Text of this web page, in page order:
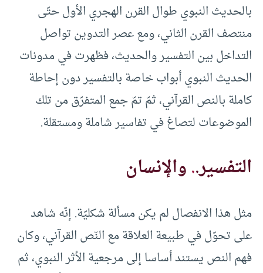
بالحديث النبوي طوال القرن الهجري الأول حتّى
منتصف القرن الثاني، ومع عصر التدوين تواصل
التداخل بين التفسير والحديث، فظهرت في مدونات
الحديث النبوي أبواب خاصة بالتفسير دون إحاطة
كاملة بالنص القرآني، ثمّ تمّ جمع المتفرّق من تلك
الموضوعات لتصاغ في تفاسير شاملة ومستقلة.
التفسير..والإنسان
مثل هذا الانفصال لم يكن مسألة شكليّة. إنّه شاهد
على تحوّل في طبيعة العلاقة مع النّص القرآني، وكان
فهم النص يستند أساسا إلى مرجعية الأثر النبوي، ثم